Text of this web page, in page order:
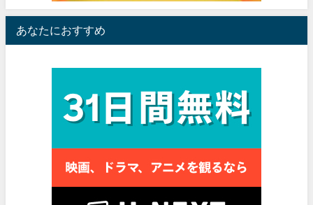
あなたにおすすめ